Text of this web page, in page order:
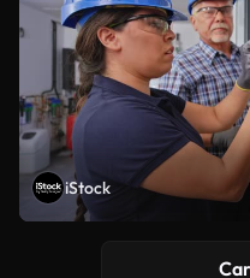
iStock